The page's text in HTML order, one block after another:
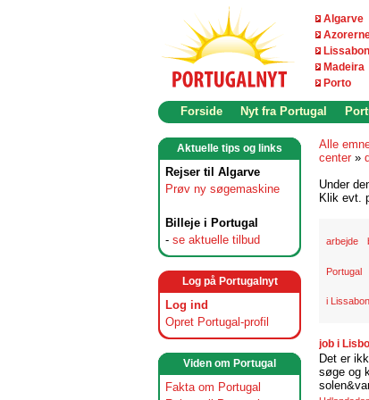
Algarve
Lissabon
Madeira
Porto
Forside Nyt fra Portugal
Aktuelle tips og links
Rejser til Algarve
Prøv ny søgemaskine
Billeje i Portugal
- se aktuelle tilbud
Log på Portugalnyt
Log ind
Opret Portugal-profil
Viden om Portugal
Fakta om Portugal
Alle
center »
Under
Klik evt.
arbejde
Portugal
i Lissabon
job i
Det er
søge og